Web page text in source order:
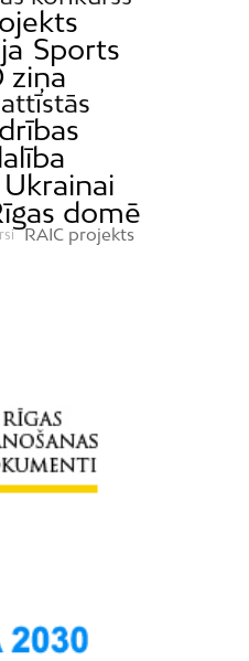
Sports
ziņa
domē
RAIC projekts